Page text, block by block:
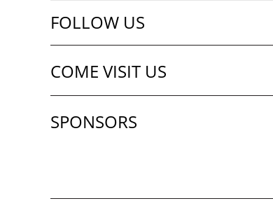
FOLLOW US
COME VISIT US
SPONSORS